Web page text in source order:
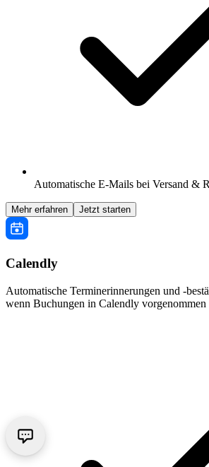
Automatische E-Mails bei Versand &
Mehr erfahren Jetzt starten
Calendly
Automatische Terminerinnerungen und -
wenn Buchungen in Calendly vorgenommen